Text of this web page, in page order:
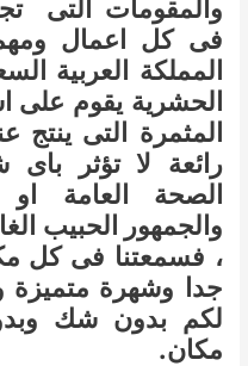
والمقومات التى
فى كل اعمال
المملكة العربية
الحشرية يقوم على
المثمرة التى ينتج
رائعة لا تؤثر
الصحة العامة
والجمهور الحبيب
، فسمعتنا فى كل
جدا وشهرة متميزة
لكم بدون شك
مكان.